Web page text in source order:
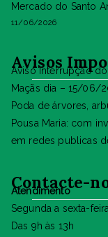
Mercado do Santo
11/06/2026
Avisos
Aviso Interrupção
Maçãs dia – 15/06/
Poda de árvores,
Pousa Maria: com
em redes publicas
Contacte-
Atendimento
Segunda a sexta-
Das 9h às 13h